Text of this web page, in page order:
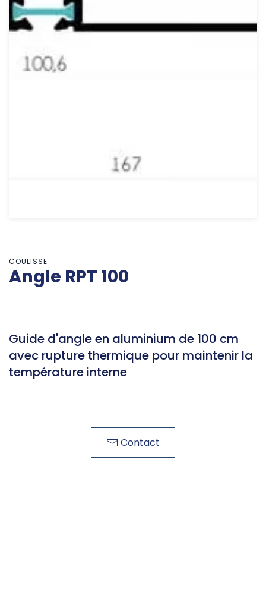
COULISSE
Angle RPT 100
Guide d'angle en aluminium de 100 cm
avec rupture thermique pour maintenir la
température interne
Contact